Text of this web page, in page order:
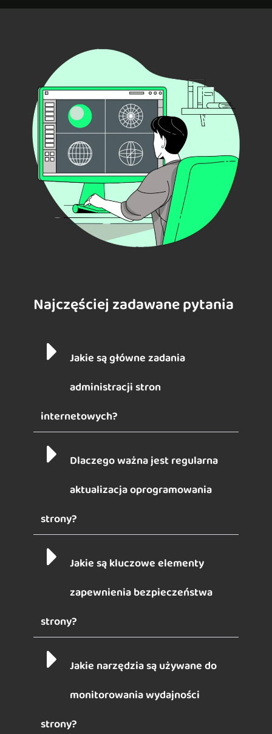
Najczęściej zadawane pytania
Jakie są główne zadania
administracji stron
internetowych?
Dlaczego ważna jest regularna
aktualizacja oprogramowania
strony?
Jakie są kluczowe elementy
zapewnienia bezpieczeństwa
strony?
Jakie narzędzia są używane do
monitorowania wydajności
strony?